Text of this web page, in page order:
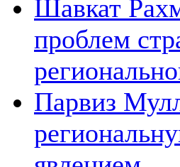
Шавкат
проблем
Парвиз